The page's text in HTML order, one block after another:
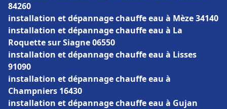
84260
installation et dépannage chauffe eau à Mèze 34140
installation et dépannage chauffe eau à La
Roquette sur Siagne 06550
installation et dépannage chauffe eau à Lisses
91090
installation et dépannage chauffe eau à
Champniers 16430
installation et dépannage chauffe eau à Gujan